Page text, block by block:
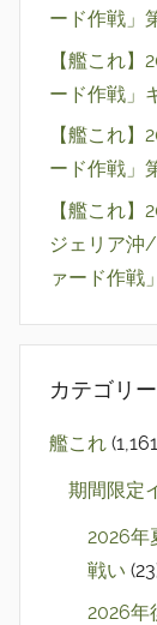
ード作戦」
【艦これ
ード作戦」
【艦これ
ード作戦」
【艦これ
ジェリア沖
ァード作戦
カテゴリー
艦これ
期間限定
2026年
戦い
2026年